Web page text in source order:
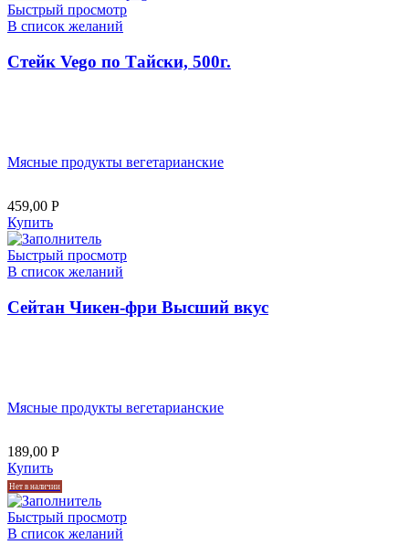
Быстрый просмотр
В список желаний
Стейк Vego по Тайски, 500г.
Мясные продукты вегетарианские
459,00 Р
Купить
Быстрый просмотр
В список желаний
Сейтан Чикен-фри Высший вкус
Мясные продукты вегетарианские
189,00 Р
Купить
Нет в наличии
Быстрый просмотр
В список желаний